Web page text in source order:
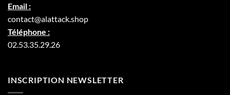
Email :
contact@alattack.shop
Téléphone :
02.53.35.29.26
INSCRIPTION NEWSLETTER